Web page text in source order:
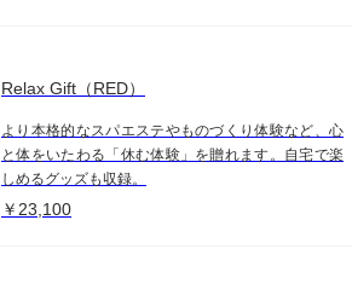
Relax Gift（RED）
より本格的なスパエステやものづくり体験など、心
と体をいたわる「休む体験」を贈れます。自宅で楽
しめるグッズも収録。
￥23,100